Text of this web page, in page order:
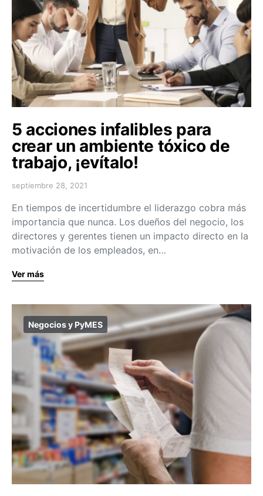
5 acciones infalibles para
crear un ambiente tóxico de
trabajo, ¡evítalo!
septiembre 28, 2021
En tiempos de incertidumbre el liderazgo cobra más
importancia que nunca. Los dueños del negocio, los
directores y gerentes tienen un impacto directo en la
motivación de los empleados, en…
Ver más
Negocios y PyMES